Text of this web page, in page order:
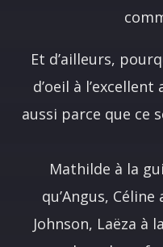
Et d’ailleurs,
d’oeil à
aussi parce que ce
Mathilde à la
qu’Angus,
Johnson, Laëza à